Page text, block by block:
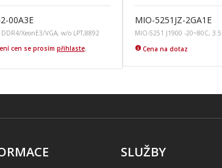
00A3E
XeonE3/VGA, w/o LPT,8892
cen se prosím přihlaste
MIO-5251JZ-2GA1E
MIO-5251 J1900 -20~80C,
Cena na dotaz
SLUŽBY